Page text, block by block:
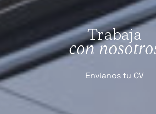
Trabaja
con
Envíanos tu CV